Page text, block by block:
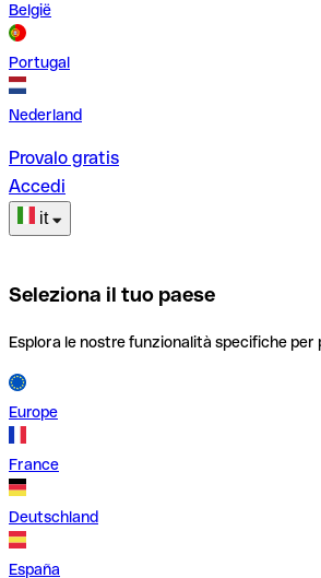
België
Portugal
Nederland
Provalo gratis
Accedi
it
Seleziona il tuo paese
Esplora le nostre funzionalità specifiche
Europe
France
Deutschland
España